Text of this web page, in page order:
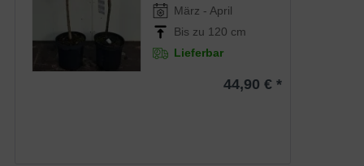
März - April
Bis zu 120 cm
Lieferbar
44,90 € *